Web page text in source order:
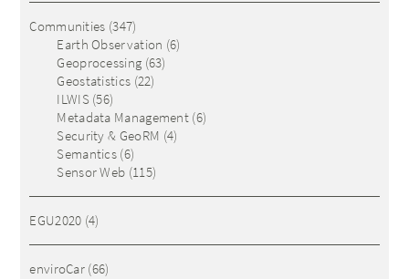
Communities (347)
Earth Observation (6)
Geoprocessing (63)
Geostatistics (22)
ILWIS(56)
Metadata Management (6)
Security & GeoRM (4)
Semantics (6)
Sensor Web (115)
EGU2020 (4)
enviroCar (66)